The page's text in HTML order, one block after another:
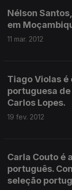
Nélson
em
11 mar. 2012
Tiago Violas
portuguesa
Carlos Lopes.
19 fev. 2012
Carla Couto é
português.
seleção